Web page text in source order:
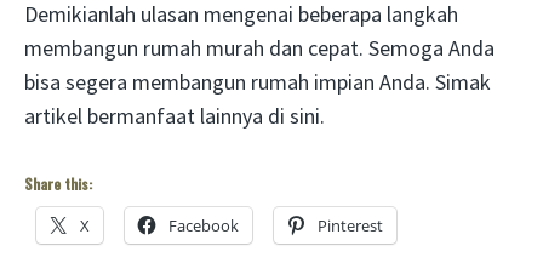
Demikianlah ulasan mengenai beberapa langkah
membangun rumah murah dan cepat. Semoga Anda
bisa segera membangun rumah impian Anda. Simak
artikel bermanfaat lainnya di sini.
Share this:
X Facebook Pinterest